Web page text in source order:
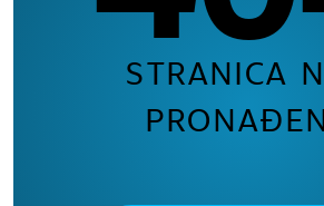
STRANICA